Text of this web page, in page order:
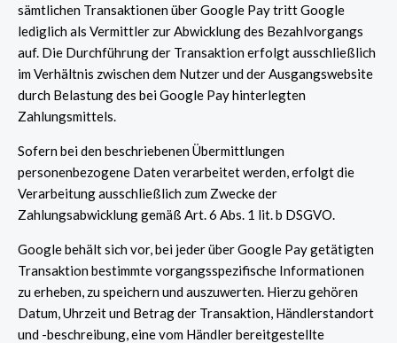
sämtlichen Transaktionen über Google Pay tritt Google
lediglich als Vermittler zur Abwicklung des Bezahlvorgangs
auf. Die Durchführung der Transaktion erfolgt ausschließlich
im Verhältnis zwischen dem Nutzer und der Ausgangswebsite
durch Belastung des bei Google Pay hinterlegten
Zahlungsmittels.
Sofern bei den beschriebenen Übermittlungen
personenbezogene Daten verarbeitet werden, erfolgt die
Verarbeitung ausschließlich zum Zwecke der
Zahlungsabwicklung gemäß Art. 6 Abs. 1 lit. b DSGVO.
Google behält sich vor, bei jeder über Google Pay getätigten
Transaktion bestimmte vorgangsspezifische Informationen
zu erheben, zu speichern und auszuwerten. Hierzu gehören
Datum, Uhrzeit und Betrag der Transaktion, Händlerstandort
und -beschreibung, eine vom Händler bereitgestellte